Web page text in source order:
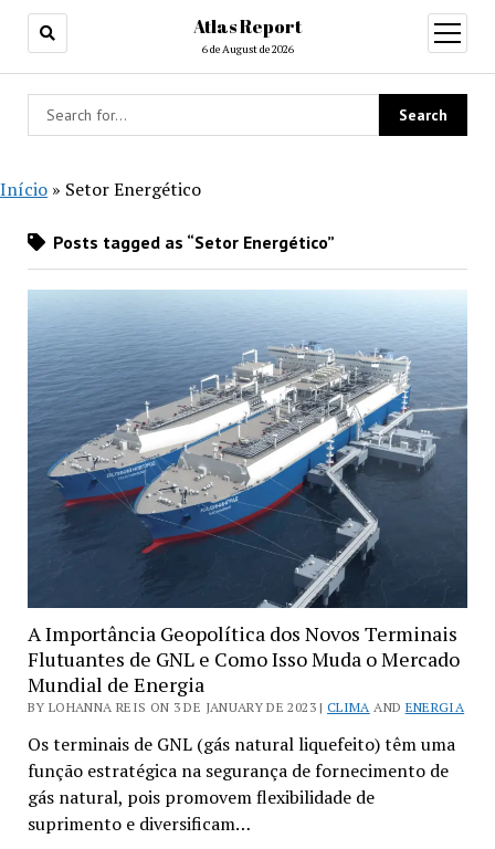
Atlas Report
6 de August de 2026
open
menu
Início » Setor Energético
Posts tagged as “Setor Energético”
A Importância Geopolítica dos Novos Terminais
Flutuantes de GNL e Como Isso Muda o Mercado
Mundial de Energia
BY LOHANNA REIS ON 3 DE JANUARY DE 2023 |CLIMA AND ENERGIA
Os terminais de GNL (gás natural liquefeito) têm uma
função estratégica na segurança de fornecimento de
gás natural, pois promovem flexibilidade de
suprimento e diversificam…